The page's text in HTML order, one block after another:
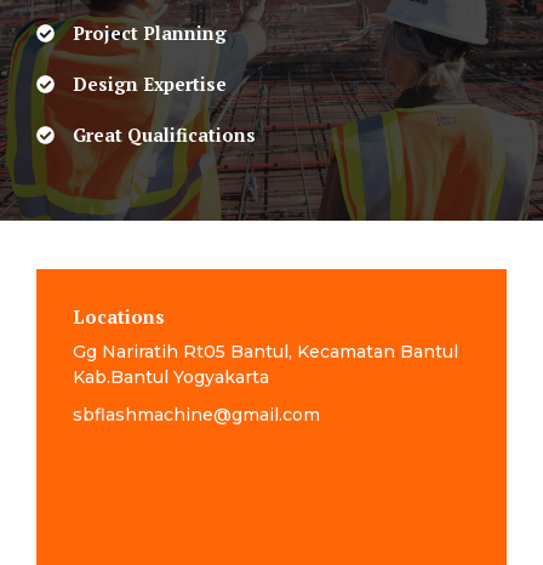
Project Planning
Design Expertise
Great Qualifications
Locations
Gg Nariratih Rt05 Bantul, Kecamatan Bantul
Kab.Bantul Yogyakarta
sbflashmachine@gmail.com